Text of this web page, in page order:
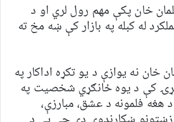
خان پکې مهم رول لري او د
له کبله په بازار کې ښه مخ ته
نه یوازې د یو تکړه اداکار په
نړۍ کې د یوه ځانګړي شخصیت په
هغه فلمونه د عشق، مبارزې،